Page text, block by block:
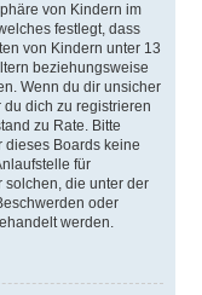
von Kindern im
festlegt, dass
von Kindern unter 13
beziehungsweise
Wenn du dir unsicher
dich zu registrieren
zu Rate. Bitte
dieses Boards keine
für
solchen, die unter der
oder
werden.